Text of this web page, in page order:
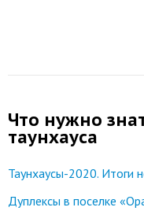
Что нужно
таунхауса
Таунхаусы-2020. Итоги
Дуплексы в поселке